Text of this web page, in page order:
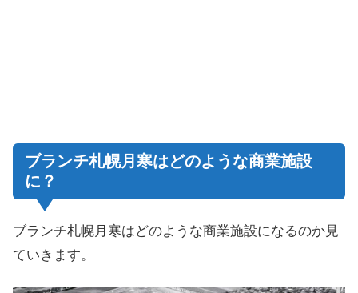
ブランチ札幌月寒はどのような商業施設
に？
ブランチ札幌月寒はどのような商業施設になるのか見
ていきます。